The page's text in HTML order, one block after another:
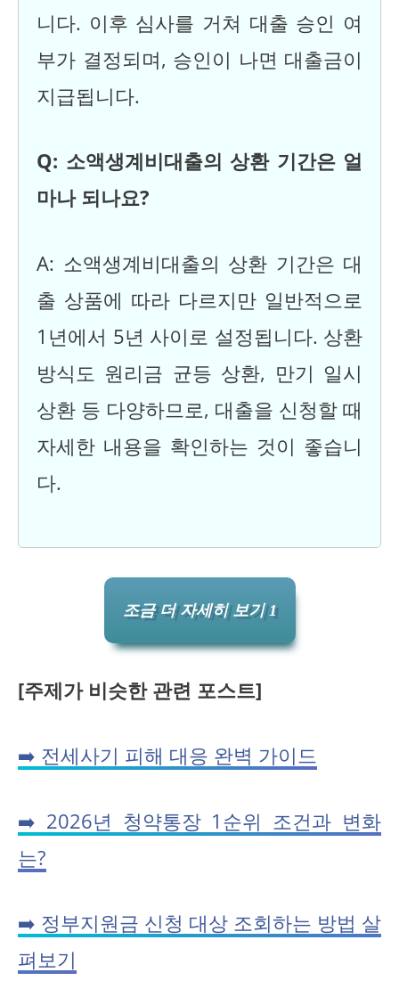
니다. 이후 심사를 거쳐 대출 승인 여
부가 결정되며, 승인이 나면 대출금이
지급됩니다.
Q: 소액생계비대출의 상환 기간은 얼
마나 되나요?
A: 소액생계비대출의 상환 기간은 대
출 상품에 따라 다르지만 일반적으로
1년에서 5년 사이로 설정됩니다. 상환
방식도 원리금 균등 상환, 만기 일시
상환 등 다양하므로, 대출을 신청할 때
자세한 내용을 확인하는 것이 좋습니
다.
조금 더 자세히 보기 1
[주제가 비슷한 관련 포스트]
➡️ 전세사기 피해 대응 완벽 가이드
➡️ 2026년 청약통장 1순위 조건과 변화
는?
➡️ 정부지원금 신청 대상 조회하는 방법 살
펴보기